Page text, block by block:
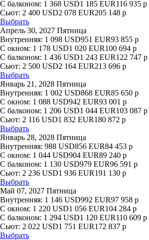
С балконом: 1 368 USD1 185 EUR116 935 р
Сьют: 2 400 USD2 078 EUR205 148 р
Выбрать
Апрель 30, 2027 Пятница
Внутренняя: 1 098 USD951 EUR93 855 р
С окном: 1 178 USD1 020 EUR100 694 р
С балконом: 1 436 USD1 243 EUR122 747 р
Сьют: 2 500 USD2 164 EUR213 696 р
Выбрать
Январь 21, 2028 Пятница
Внутренняя: 1 002 USD868 EUR85 650 р
С окном: 1 088 USD942 EUR93 001 р
С балконом: 1 206 USD1 044 EUR103 087 р
Сьют: 2 116 USD1 832 EUR180 872 р
Выбрать
Январь 28, 2028 Пятница
Внутренняя: 988 USD856 EUR84 453 р
С окном: 1 044 USD904 EUR89 240 р
С балконом: 1 130 USD979 EUR96 591 р
Сьют: 2 236 USD1 936 EUR191 130 р
Выбрать
Май 07, 2027 Пятница
Внутренняя: 1 146 USD992 EUR97 958 р
С окном: 1 220 USD1 056 EUR104 284 р
С балконом: 1 294 USD1 120 EUR110 609 р
Сьют: 2 022 USD1 751 EUR172 837 р
Выбрать